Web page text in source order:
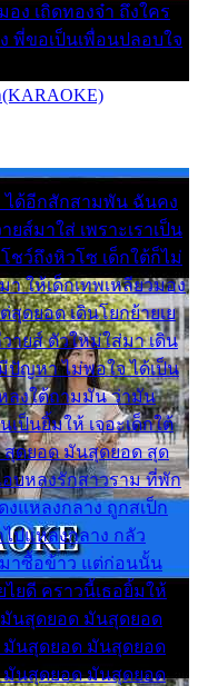
ง เถิดทองจ๋า ถึงใคร
พี่ขอเป็นเพื่อนปลอบใจ
ได้อีกสักสามพัน ฉันคง
ยส์มาใส่ เพราะเราเป็น
ชว์ถึงหิวโซ เด็กใต้ก็ไม่
ให้เด็กเทพเหลียวมอง
สุดยอด เดินโยกย้ายเย
ายส์ ตัวใหม่ใส่มา เดิน
ปัญหา ไม่พอใจ ได้เป็น
ลงใต้ถามมัน ว่ามัน
ป็นยิ้มให้ เจอะเด็กใต้
สุดยอด มันสุดยอด สุด
บหลงรักสาวราม ที่พัก
งแหลงกลาง ถูกสเป็ก
ไปแหลงกลาง กลัว
มาซื้อข้าว แต่ก่อนนั้น
ไยดี คราวนี้เธอยิ้มให้
มันสุดยอด มันสุดยอด
นสุดยอด มันสุดยอด
นสุดยอด มันสุดยอด